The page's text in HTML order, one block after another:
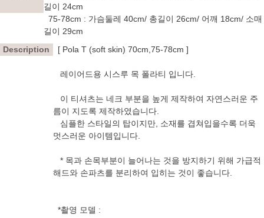
길이 24cm
75-78cm : 가슴둘레 40cm/ 총길이 26cm/ 어깨 18cm/ 소매
길이 29cm
Description
[ Pola T (soft skin) 70cm,75-78cm ]
레이어드용 시스루 목 폴라티 입니다.
이 티셔츠는 네크 부분을 높게 제작하여 자연스러운 주
름이 지도록 제작하였습니다.
심플한 스타일의 탑이지만, 소재를 겹쳐입을수록 더욱
멋스러운 아이템입니다.
* 목과 손목부분이 늘어나는 것을 방지하기 위해 가급적
해드와 손파츠를 분리하여 입히는 것이 좋습니다.
*촬영 모델 :